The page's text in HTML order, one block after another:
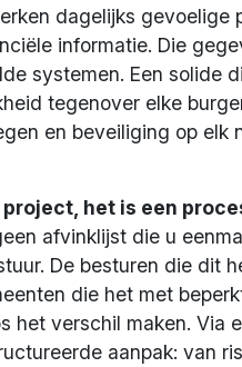
dagelijks
informatie. Die
systemen. Een solide
tegenover elke
en beveiliging op
het is een
afvinklijst die u
De besturen die dit
die het met
het verschil maken. Via
aanpak: van